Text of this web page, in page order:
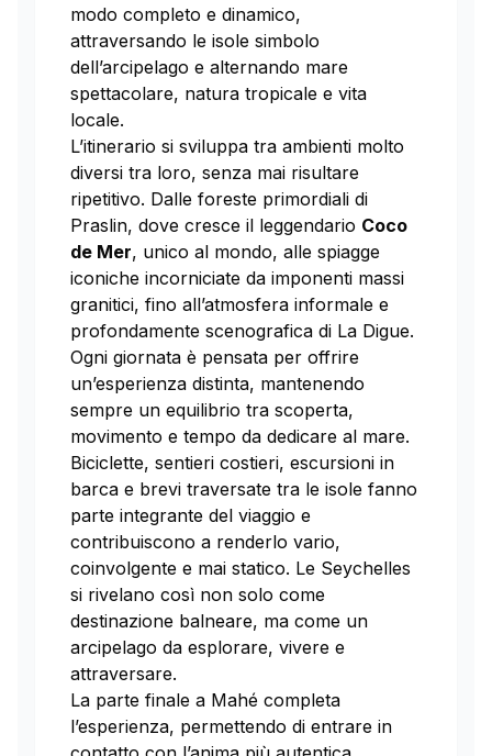
modo completo e dinamico,
attraversando le isole simbolo
dell’arcipelago e alternando mare
spettacolare, natura tropicale e vita
locale.
L’itinerario si sviluppa tra ambienti molto
diversi tra loro, senza mai risultare
ripetitivo. Dalle foreste primordiali di
Praslin, dove cresce il leggendario Coco
de Mer, unico al mondo, alle spiagge
iconiche incorniciate da imponenti massi
granitici, fino all’atmosfera informale e
profondamente scenografica di La Digue.
Ogni giornata è pensata per offrire
un’esperienza distinta, mantenendo
sempre un equilibrio tra scoperta,
movimento e tempo da dedicare al mare.
Biciclette, sentieri costieri, escursioni in
barca e brevi traversate tra le isole fanno
parte integrante del viaggio e
contribuiscono a renderlo vario,
coinvolgente e mai statico. Le Seychelles
si rivelano così non solo come
destinazione balneare, ma come un
arcipelago da esplorare, vivere e
attraversare.
La parte finale a Mahé completa
l’esperienza, permettendo di entrare in